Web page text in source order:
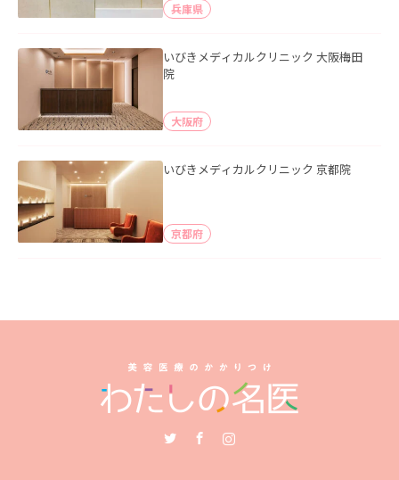
兵庫県
いびきメディカルクリニック 大阪梅田
院
大阪府
いびきメディカルクリニック 京都院
京都府